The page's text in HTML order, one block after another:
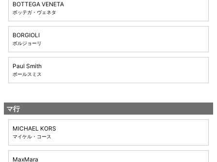
BOTTEGA VENETA
ボッテガ・ヴェネタ
BORGIOLI
ボルジョーリ
Paul Smith
ポールスミス
マ行
MICHAEL KORS
マイケル・コース
MaxMara